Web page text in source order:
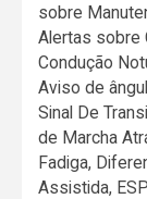
sobre
Alertas sobre
Condução
Aviso de
Sinal De
de Marcha
Fadiga,
Assistida,